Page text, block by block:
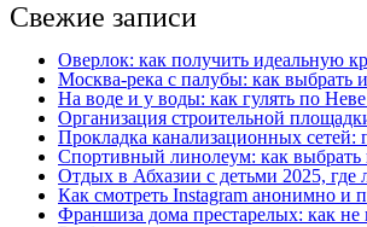
Свежие записи
Оверлок: как получить идеальную
Москва‑река с палубы: как выбрать
На воде и у воды: как гулять по
Организация строительной
Прокладка канализационных
Спортивный линолеум: как выбрать
Отдых в Абхазии с детьми 2025, где
Как смотреть Instagram анонимно и
Франшиза дома престарелых: как не